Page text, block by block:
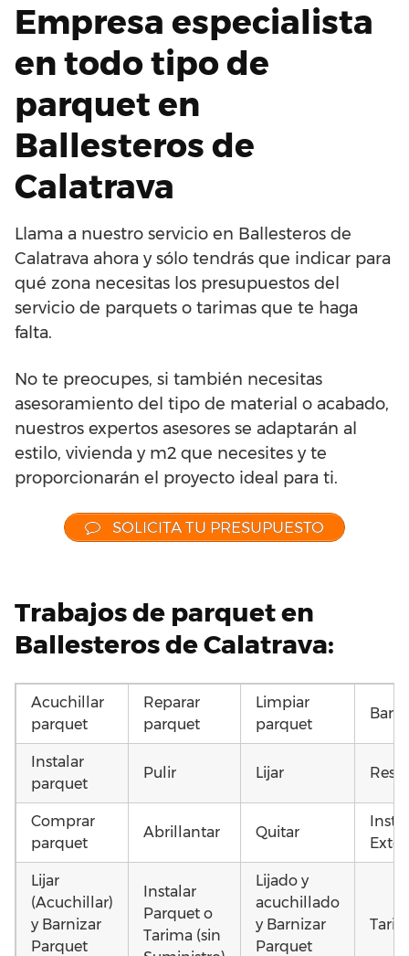
Empresa especialista
en todo tipo de
parquet en
Ballesteros de
Calatrava
Llama a nuestro servicio en Ballesteros de
Calatrava ahora y sólo tendrás que indicar para
qué zona necesitas los presupuestos del
servicio de parquets o tarimas que te haga
falta.
No te preocupes, si también necesitas
asesoramiento del tipo de material o acabado,
nuestros expertos asesores se adaptarán al
estilo, vivienda y m2 que necesites y te
proporcionarán el proyecto ideal para ti.
SOLICITA TU PRESUPUESTO
Trabajos de parquet en
Ballesteros de Calatrava:
Acuchillar
parquet
Reparar
parquet
Limpiar
parquet
Instalar
parquet
Pulir Lijar
Comprar
parquet
Abrillantar Quitar
Lijar
(Acuchillar)
y Barnizar
Parquet
Instalar
Parquet o
Tarima (sin
Lijado y
acuchillado
y Barnizar
Parquet